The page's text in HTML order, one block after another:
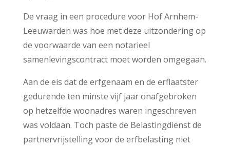
De vraag in een procedure voor Hof Arnhem-
Leeuwarden was hoe met deze uitzondering op
de voorwaarde van een notarieel
samenlevingscontract moet worden omgegaan.
Aan de eis dat de erfgenaam en de erflaatster
gedurende ten minste vijf jaar onafgebroken
op hetzelfde woonadres waren ingeschreven
was voldaan. Toch paste de Belastingdienst de
partnervrijstelling voor de erfbelasting niet